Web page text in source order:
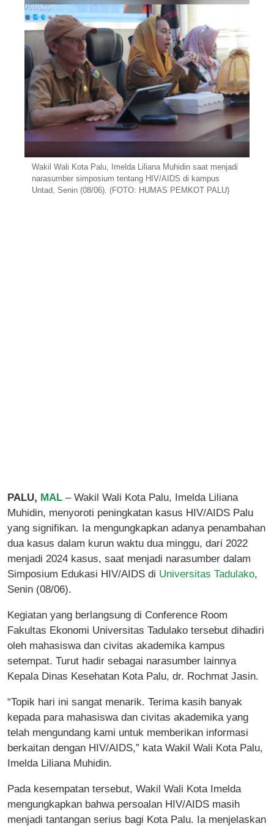
Wakil Wali Kota Palu, Imelda Liliana Muhidin saat menjadi
narasumber simposium tentang HIV/AIDS di kampus
Untad, Senin (08/06). (FOTO: HUMAS PEMKOT PALU)
PALU, MAL – Wakil Wali Kota Palu, Imelda Liliana
Muhidin, menyoroti peningkatan kasus HIV/AIDS Palu
yang signifikan. Ia mengungkapkan adanya penambahan
dua kasus dalam kurun waktu dua minggu, dari 2022
menjadi 2024 kasus, saat menjadi narasumber dalam
Simposium Edukasi HIV/AIDS di Universitas Tadulako,
Senin (08/06).
Kegiatan yang berlangsung di Conference Room
Fakultas Ekonomi Universitas Tadulako tersebut dihadiri
oleh mahasiswa dan civitas akademika kampus
setempat. Turut hadir sebagai narasumber lainnya
Kepala Dinas Kesehatan Kota Palu, dr. Rochmat Jasin.
“Topik hari ini sangat menarik. Terima kasih banyak
kepada para mahasiswa dan civitas akademika yang
telah mengundang kami untuk memberikan informasi
berkaitan dengan HIV/AIDS,” kata Wakil Wali Kota Palu,
Imelda Liliana Muhidin.
Pada kesempatan tersebut, Wakil Wali Kota Imelda
mengungkapkan bahwa persoalan HIV/AIDS masih
menjadi tantangan serius bagi Kota Palu. Ia menjelaskan